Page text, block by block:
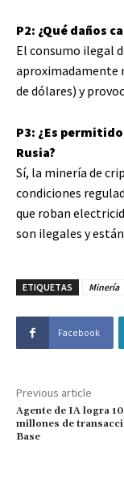
P2: ¿Qué daños
El consumo ilegal
aproximadamente
de dólares) y
P3: ¿Es
Rusia?
Sí, la minería de
condiciones
que roban
son ilegales y
ETIQUETAS Minería
Facebook
Previous article
Agente de IA logra
millones de
Base